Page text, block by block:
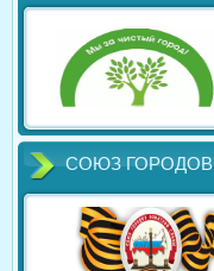
СОЮЗ ГОРОДОВ